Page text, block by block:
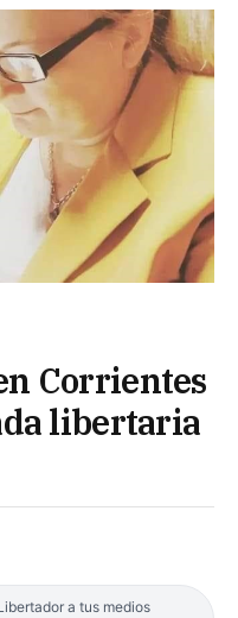
Corrientes
libertaria
a tus medios